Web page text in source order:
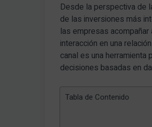
Desde la perspectiva de
de las inversiones más
las empresas
interacción en una
canal es una
decisiones basadas en
Tabla de Contenido